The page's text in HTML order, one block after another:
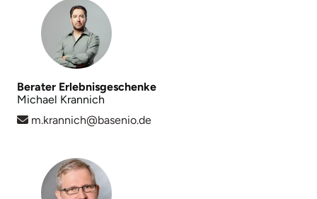
Berater Erlebnisgeschenke
Michael Krannich
m.krannich@basenio.de
Oberhavel
Odenwald
Oder-Spree
Osnabrück